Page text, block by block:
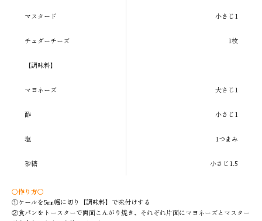
マスタード 小さじ1
チェダーチーズ 1枚
【調味料】
マヨネーズ 大さじ1
酢 小さじ1
塩 1つまみ
砂糖 小さじ1.5
〇作り方〇
①ケールを5㎜幅に切り【調味料】で味付けする
②食パンをトースターで両面こんがり焼き、それぞれ片面にマヨネーズとマスター